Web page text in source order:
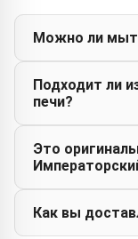
Можно ли
Подходит ли
печи?
Это
Как вы